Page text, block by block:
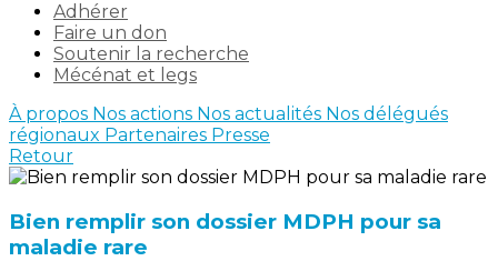
Adhérer
Faire un don
Soutenir la recherche
Mécénat et legs
À propos Nos actions Nos actualités Nos délégués
régionaux Partenaires Presse
Retour
Bien remplir son dossier MDPH pour sa
maladie rare